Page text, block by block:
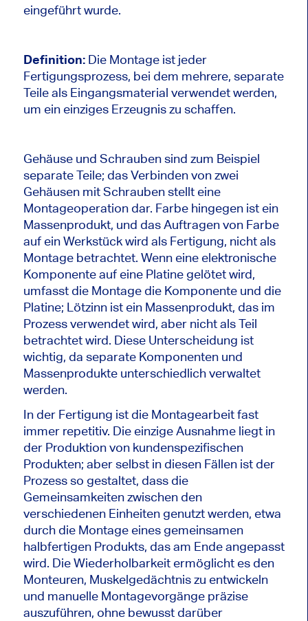
eingeführt wurde.
Definition:Die Montage ist jeder
Fertigungsprozess, bei dem mehrere, separate
Teile als Eingangsmaterial verwendet werden,
um ein einziges Erzeugnis zu schaffen.
Gehäuse und Schrauben sind zum Beispiel
separate Teile; das Verbinden von zwei
Gehäusen mit Schrauben stellt eine
Montageoperation dar. Farbe hingegen ist ein
Massenprodukt, und das Auftragen von Farbe
auf ein Werkstück wird als Fertigung, nicht als
Montage betrachtet. Wenn eine elektronische
Komponente auf eine Platine gelötet wird,
umfasst die Montage die Komponente und die
Platine; Lötzinn ist ein Massenprodukt, das im
Prozess verwendet wird, aber nicht als Teil
betrachtet wird. Diese Unterscheidung ist
wichtig, da separate Komponenten und
Massenprodukte unterschiedlich verwaltet
werden.
In der Fertigung ist die Montagearbeit fast
immer repetitiv. Die einzige Ausnahme liegt in
der Produktion von kundenspezifischen
Produkten; aber selbst in diesen Fällen ist der
Prozess so gestaltet, dass die
Gemeinsamkeiten zwischen den
verschiedenen Einheiten genutzt werden, etwa
durch die Montage eines gemeinsamen
halbfertigen Produkts, das am Ende angepasst
wird. Die Wiederholbarkeit ermöglicht es den
Monteuren, Muskelgedächtnis zu entwickeln
und manuelle Montagevorgänge präzise
auszuführen, ohne bewusst darüber